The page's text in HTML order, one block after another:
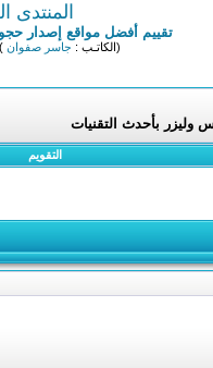
المنتدى
تقييم أفضل مواقع إصدار
(الكاتـب : جاسر صفوان
بأحدث التقنيات
التقويم